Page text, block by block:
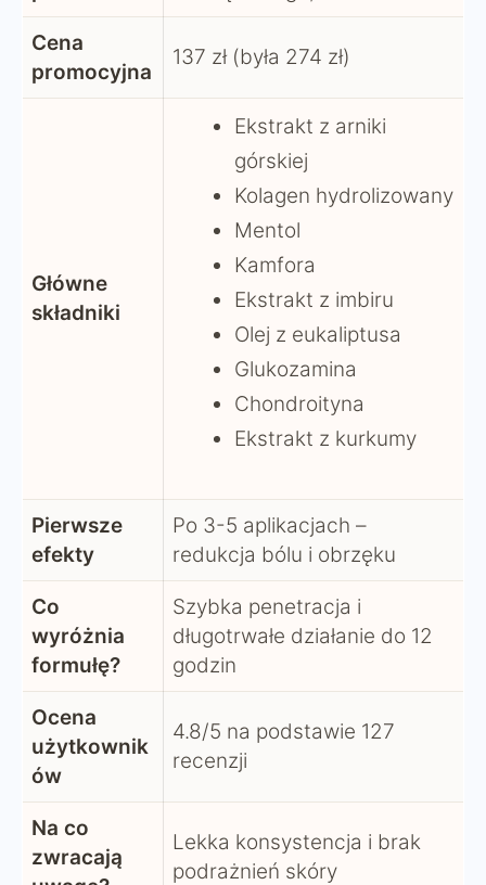
Cena
promocyjna
137 zł (była 274 zł)
Główne
składniki
Ekstrakt z arniki
górskiej
Kolagen hydrolizowany
Mentol
Kamfora
Ekstrakt z imbiru
Olej z eukaliptusa
Glukozamina
Chondroityna
Ekstrakt z kurkumy
Pierwsze
efekty
Po 3-5 aplikacjach –
redukcja bólu i obrzęku
Co
wyróżnia
formułę?
Szybka penetracja i
długotrwałe działanie do 12
godzin
Ocena
użytkownik
ów
4.8/5 na podstawie 127
recenzji
Na co
zwracają
Lekka konsystencja i brak
podrażnień skóry